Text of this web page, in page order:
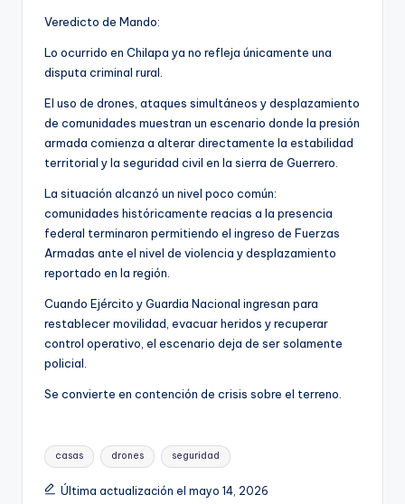
Veredicto de Mando:
Lo ocurrido en Chilapa ya no refleja únicamente una
disputa criminal rural.
El uso de drones, ataques simultáneos y desplazamiento
de comunidades muestran un escenario donde la presión
armada comienza a alterar directamente la estabilidad
territorial y la seguridad civil en la sierra de Guerrero.
La situación alcanzó un nivel poco común:
comunidades históricamente reacias a la presencia
federal terminaron permitiendo el ingreso de Fuerzas
Armadas ante el nivel de violencia y desplazamiento
reportado en la región.
Cuando Ejército y Guardia Nacional ingresan para
restablecer movilidad, evacuar heridos y recuperar
control operativo, el escenario deja de ser solamente
policial.
Se convierte en contención de crisis sobre el terreno.
Etiquetas:
casas drones seguridad
Última actualización el mayo 14, 2026